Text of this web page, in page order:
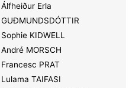
Álfheiður Erla
GUÐMUNDSDÓTTIR
Sophie KIDWELL
André MORSCH
Francesc PRAT
Lulama TAIFASI